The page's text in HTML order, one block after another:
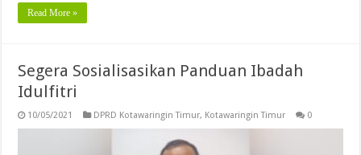
Read More »
Segera Sosialisasikan Panduan Ibadah
Idulfitri
10/05/2021 DPRD Kotawaringin Timur, Kotawaringin Timur 0